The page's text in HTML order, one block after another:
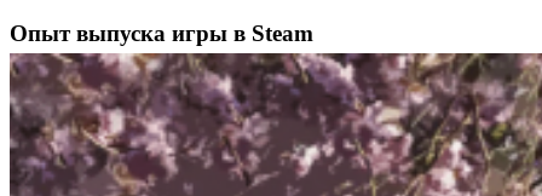
Опыт выпуска игры в Steam